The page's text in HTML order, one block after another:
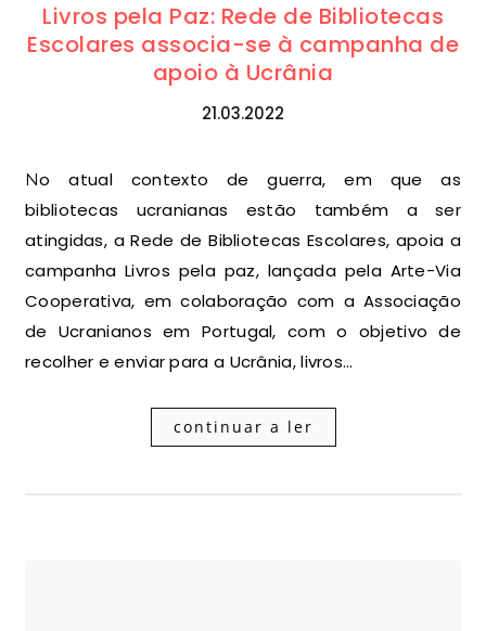
Livros pela Paz: Rede de Bibliotecas
Escolares associa-se à campanha de
apoio à Ucrânia
21.03.2022
No atual contexto de guerra, em que as
bibliotecas ucranianas estão também a ser
atingidas, a Rede de Bibliotecas Escolares, apoia a
campanha Livros pela paz, lançada pela Arte-Via
Cooperativa, em colaboração com a Associação
de Ucranianos em Portugal, com o objetivo de
recolher e enviar para a Ucrânia, livros…
continuar a ler